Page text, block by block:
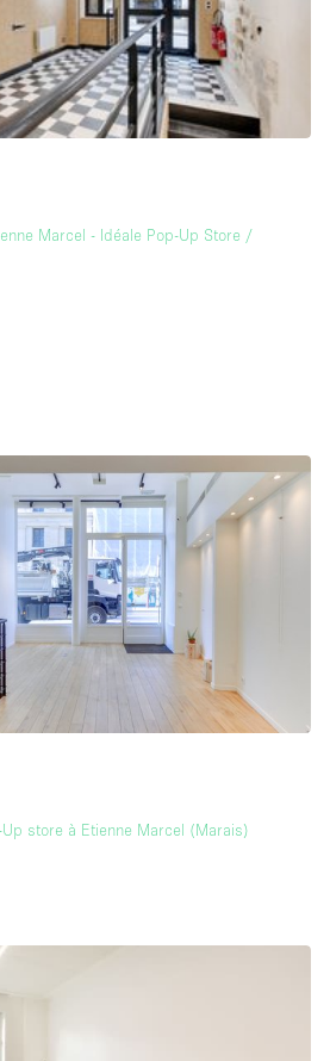
Marcel - Idéale Pop-Up Store /
store à Etienne Marcel (Marais)